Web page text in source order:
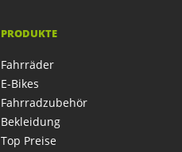
PRODUKTE
Fahrräder
E-Bikes
Fahrradzubehör
Bekleidung
Top Preise